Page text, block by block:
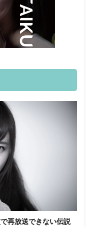
再放送できない伝説